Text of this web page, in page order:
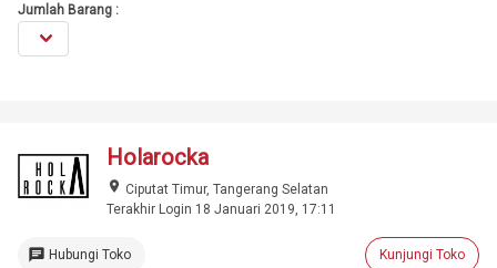
Jumlah Barang :
Holarocka
place Ciputat Timur, Tangerang Selatan
Terakhir Login 18 Januari 2019, 17:11
chat Hubungi Toko Kunjungi Toko